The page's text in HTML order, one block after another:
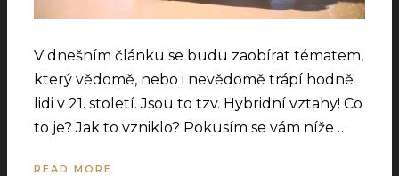
V dnešním článku se budu zaobírat tématem,
který vědomě, nebo i nevědomě trápí hodně
lidi v 21. století. Jsou to tzv. Hybridní vztahy! Co
to je? Jak to vzniklo? Pokusím se vám níže …
READ MORE